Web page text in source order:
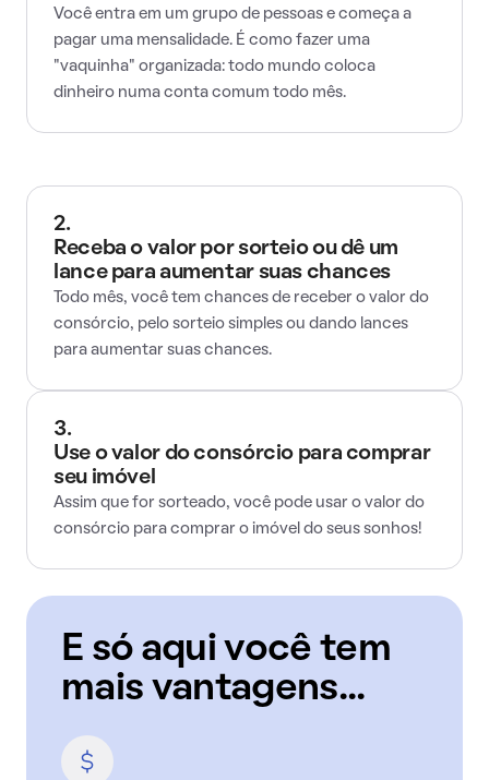
Você entra em um grupo de pessoas e começa a
pagar uma mensalidade. É como fazer uma
"vaquinha" organizada: todo mundo coloca
dinheiro numa conta comum todo mês.
2.
Receba o valor por sorteio ou dê um
lance para aumentar suas chances
Todo mês, você tem chances de receber o valor do
consórcio, pelo sorteio simples ou dando lances
para aumentar suas chances.
3.
Use o valor do consórcio para comprar
seu imóvel
Assim que for sorteado, você pode usar o valor do
consórcio para comprar o imóvel do seus sonhos!
E só aqui você tem
mais vantagens...